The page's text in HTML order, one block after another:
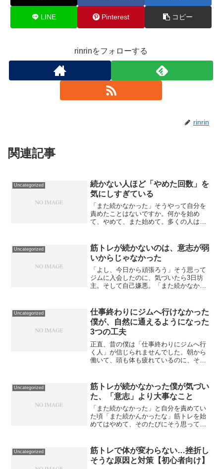
LINE Pinterest コピー
rinrinをフォローする
rinrin
関連記事
Uncategorized
続かない人ほど「やめた回数」を
気にしすぎている
「また続かなかった」そうやって自分を
責めたことはないですか。何かを始め
て、やめて、また始めて。多くの人は、
何も続かない。速攻で成果が出ないもの
に対して、モチベが続かずやめ...
Uncategorized
筋トレが続かないのは、意志が弱
いからじゃなかった
「よし、今日から頑張ろう」そう思って
ジムに入会したのに、気づいたら3日坊
主。そして自己嫌悪。「また続かなかっ
って自分を責めていた。でも今は、はっ
きり言える。続かなかった...
Uncategorized
仕事終わりにジムへ行けなかった
僕が、自然に通えるようになった
3つの工夫
正直、昔の僕は「仕事終わりにジムへ行
く人」が信じられませんでした。朝から
働いて、頭も体も疲れているのに、そこ
に言い訳してきました。家に一度帰ると
ソファに座ってしまい、気...
Uncategorized
筋トレが続かなかった僕が気づい
た、「意志」より大事なこと
「また続かなかった」と自分を責めてい
た頃「また続かんかったな」筋トレを始
めてはやめて、そのたびにそう思ってい
最初はやる気がある。動画も見るし、メ
ニューも調べる。「今回は...
Uncategorized
筋トレで体が変わらない…挫折し
そうな原因と対策【初心者向け】